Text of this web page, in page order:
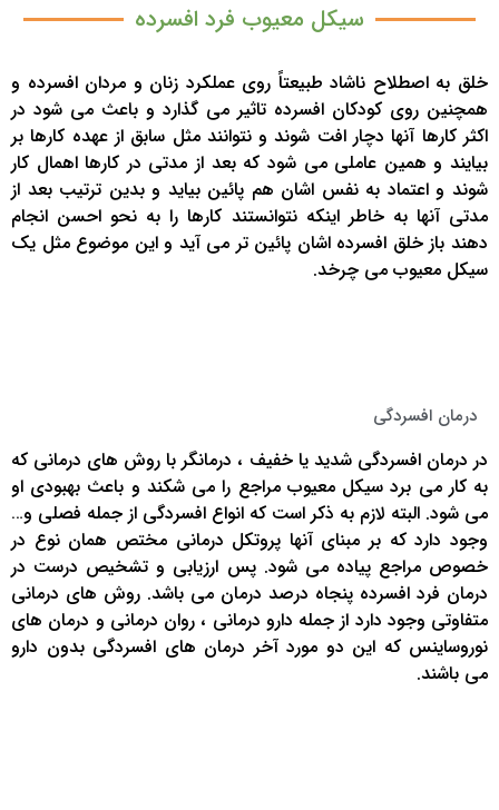
سیکل معیوب فرد افسرده
خلق به اصطلاح ناشاد طبیعتاً روی عملکرد زنان و مردان افسرده و
همچنین روی کودکان افسرده تاثیر می گذارد و باعث می شود در
اکثر کارها آنها دچار افت شوند و نتوانند مثل سابق از عهده کارها بر
بیایند و همین عاملی می شود که بعد از مدتی در کارها اهمال کار
شوند و اعتماد به نفس اشان هم پائین بیاید و بدین ترتیب بعد از
مدتی آنها به خاطر اینکه نتوانستند کارها را به نحو احسن انجام
دهند باز خلق افسرده اشان پائین تر می آید و این موضوع مثل یک
سیکل معیوب می چرخد.
درمان افسردگی
در درمان افسردگی شدید یا خفیف ، درمانگر با روش های درمانی که
به کار می برد سیکل معیوب مراجع را می شکند و باعث بهبودی او
می شود. البته لازم به ذکر است که انواع افسردگی از جمله فصلی و…
وجود دارد که بر مبنای آنها پروتکل درمانی مختص همان نوع در
خصوص مراجع پیاده می شود. پس ارزیابی و تشخیص درست در
درمان فرد افسرده پنجاه درصد درمان می باشد. روش های درمانی
متفاوتی وجود دارد از جمله دارو درمانی ، روان درمانی و درمان های
نوروساینس که این دو مورد آخر درمان های افسردگی بدون دارو
می باشند.